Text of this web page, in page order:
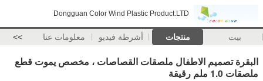
Dongguan Color Wind Plastic Product.LTD
بيت منتجات أشرطة فيديو معلومات عنا >>
البقرة تصميم الاطفال ملصقات القصاصات ، مخصص يموت قطع
ملصقات 1.0 ملم رقيقة